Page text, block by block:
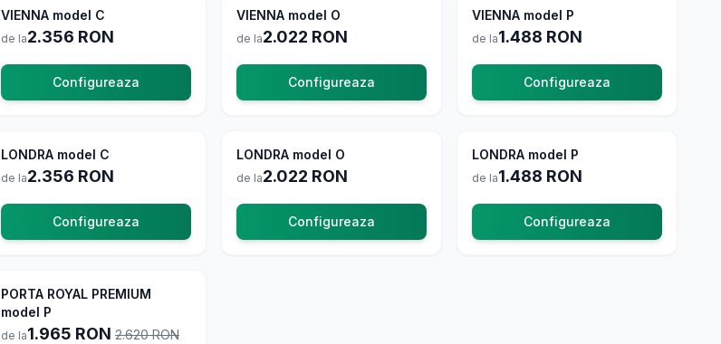
VIENNA model C
de la2.356 RON
Configureaza
VIENNA model O
de la2.022 RON
Configureaza
VIENNA model P
de la1.488 RON
Configureaza
LONDRA model C
de la2.356 RON
Configureaza
LONDRA model O
de la2.022 RON
Configureaza
LONDRA model P
de la1.488 RON
Configureaza
-25% La comanda
PORTA ROYAL PREMIUM
model P
de la1.965 RON 2.620RON